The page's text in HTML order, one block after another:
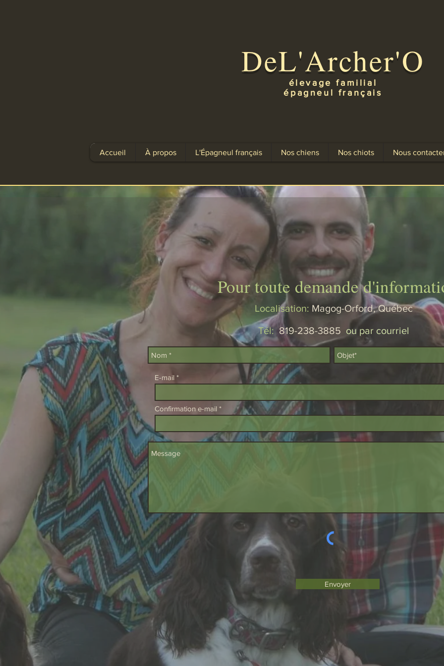
DeL'Archer'O
élevage familial
épagneul français
Accueil À propos L'Épagneul français Nos chiens Nos chiots Nous
Pour toute demande
Localisation: Magog-Orford, Québec
Tél: 819-238-3885 ou par courriel
E-mail
Confirmation e-mail
Envoyer